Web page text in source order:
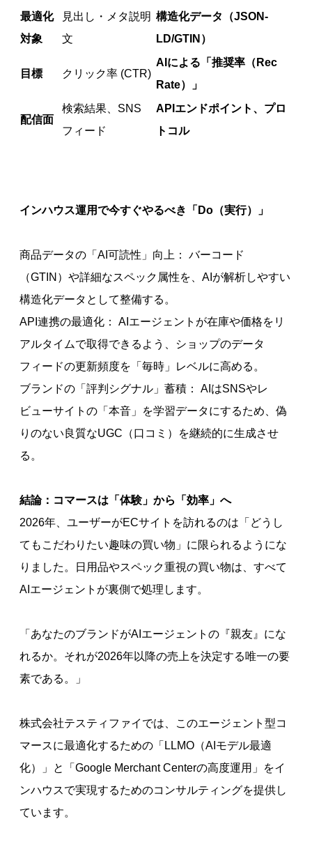
最適化
対象
見出し・メタ説明
文
構造化データ（JSON-
LD/GTIN）
目標 クリック率 (CTR)
AIによる「推奨率（Rec
Rate）」
配信面
検索結果、SNS
フィード
APIエンドポイント、プロ
トコル
インハウス運用で今すぐやるべき「Do（実行）」
商品データの「AI可読性」向上： バーコード
（GTIN）や詳細なスペック属性を、AIが解析しやすい
構造化データとして整備する。
API連携の最適化： AIエージェントが在庫や価格をリ
アルタイムで取得できるよう、ショップのデータ
フィードの更新頻度を「毎時」レベルに高める。
ブランドの「評判シグナル」蓄積： AIはSNSやレ
ビューサイトの「本音」を学習データにするため、偽
りのない良質なUGC（口コミ）を継続的に生成させ
る。
結論：コマースは「体験」から「効率」へ
2026年、ユーザーがECサイトを訪れるのは「どうし
てもこだわりたい趣味の買い物」に限られるようにな
りました。日用品やスペック重視の買い物は、すべて
AIエージェントが裏側で処理します。
「あなたのブランドがAIエージェントの『親友』にな
れるか。それが2026年以降の売上を決定する唯一の要
素である。」
株式会社テスティファイでは、このエージェント型コ
マースに最適化するための「LLMO（AIモデル最適
化）」と「Google Merchant Centerの高度運用」をイ
ンハウスで実現するためのコンサルティングを提供し
ています。